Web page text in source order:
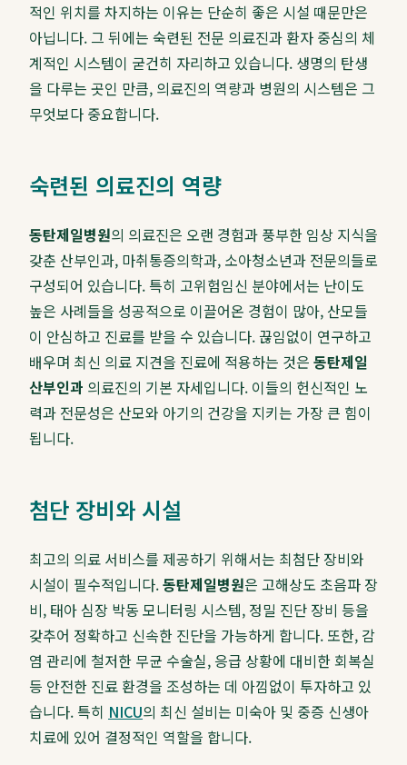
적인 위치를 차지하는 이유는 단순히 좋은 시설 때문만은
아닙니다. 그 뒤에는 숙련된 전문 의료진과 환자 중심의 체
계적인 시스템이 굳건히 자리하고 있습니다. 생명의 탄생
을 다루는 곳인 만큼, 의료진의 역량과 병원의 시스템은 그
무엇보다 중요합니다.
숙련된 의료진의 역량
동탄제일병원의 의료진은 오랜 경험과 풍부한 임상 지식을
갖춘 산부인과, 마취통증의학과, 소아청소년과 전문의들로
구성되어 있습니다. 특히 고위험임신 분야에서는 난이도
높은 사례들을 성공적으로 이끌어온 경험이 많아, 산모들
이 안심하고 진료를 받을 수 있습니다. 끊임없이 연구하고
배우며 최신 의료 지견을 진료에 적용하는 것은 동탄제일
산부인과 의료진의 기본 자세입니다. 이들의 헌신적인 노
력과 전문성은 산모와 아기의 건강을 지키는 가장 큰 힘이
됩니다.
첨단 장비와 시설
최고의 의료 서비스를 제공하기 위해서는 최첨단 장비와
시설이 필수적입니다.동탄제일병원은 고해상도 초음파 장
비, 태아 심장 박동 모니터링 시스템, 정밀 진단 장비 등을
갖추어 정확하고 신속한 진단을 가능하게 합니다. 또한, 감
염 관리에 철저한 무균 수술실, 응급 상황에 대비한 회복실
등 안전한 진료 환경을 조성하는 데 아낌없이 투자하고 있
습니다. 특히 NICU의 최신 설비는 미숙아 및 중증 신생아
치료에 있어 결정적인 역할을 합니다.